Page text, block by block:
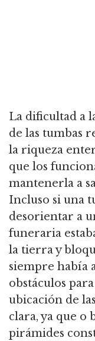
La dificultad a
de las tumbas
la riqueza
que los
mantenerla a
Incluso si una
desorientar a
funeraria
la tierra y
siempre había
obstáculos
ubicación de
clara, ya que o
pirámides